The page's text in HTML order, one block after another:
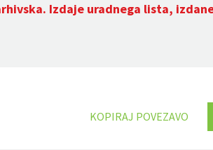
Izdaje uradnega lista,
KOPIRAJ POVEZAVO